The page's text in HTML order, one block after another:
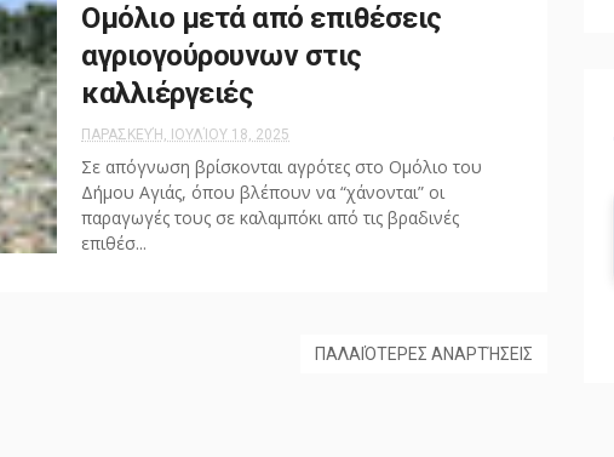
Ομόλιο μετά από επιθέσεις
αγριογούρουνων στις
καλλιέργειές
ΠΑΡΑΣΚΕΥΉ, ΙΟΥΛΊΟΥ 18, 2025
Σε απόγνωση βρίσκονται αγρότες στο Ομόλιο του
Δήμου Αγιάς, όπου βλέπουν να “χάνονται” οι
παραγωγές τους σε καλαμπόκι από τις βραδινές
επιθέσ...
ΠΑΛΑΙΌΤΕΡΕΣ ΑΝΑΡΤΉΣΕΙΣ